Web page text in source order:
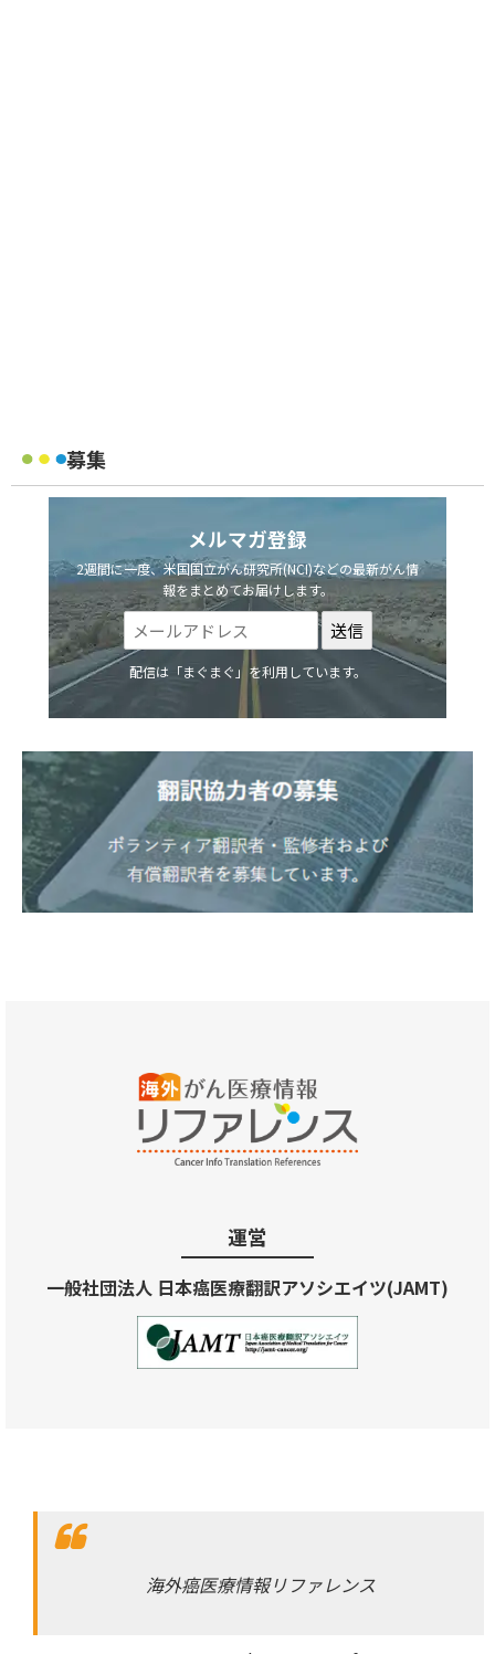
募集
メルマガ登録
2週間に一度、米国国立がん研究所(NCI)などの最新がん情
報をまとめてお届けします。
配信は「まぐまぐ」を利用しています。
運営
一般社団法人 日本癌医療翻訳アソシエイツ(JAMT)
海外癌医療情報リファレンス